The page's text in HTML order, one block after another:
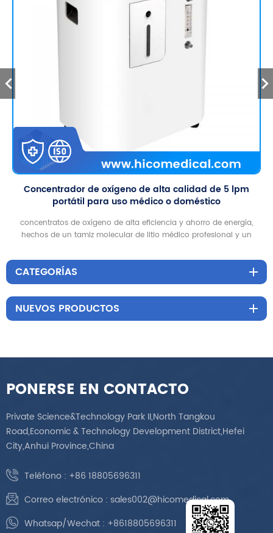
Concentrador de oxígeno de alta calidad de 5 lpm
portátil para uso médico o doméstico
concentratos de oxígeno de alta eficiencia y ahorro de energía,
hechos de un tamiz molecular de litio médico profesional y un
de oxígeno nominal y la pureza del oxígeno alcancen los
CATEGORÍAS
NUEVOS PRODUCTOS
PONERSE EN CONTACTO
Private Science&Technology Park II,North Tangkou
Road,Economic & Technology Development District,Hefei
City,Anhui Province,China
Teléfono : +86 18805696311
Correo electrónico : sales002@hicomedical.com
Whatsap/Wechat : +8618805696311